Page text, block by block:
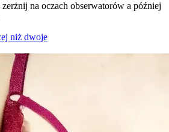
na oczach obserwatorów a później
niż dwoje